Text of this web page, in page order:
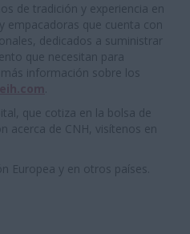
de tradición y experiencia en
empacadoras que cuenta con
dedicados a suministrar
que necesitan para
información sobre los
que cotiza en la bolsa de
acerca de CNH, visítenos en
Europea y en otros países.